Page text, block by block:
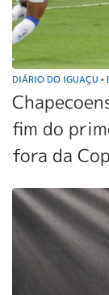
DIÁRIO DO IGUAÇU •
fim do
fora da